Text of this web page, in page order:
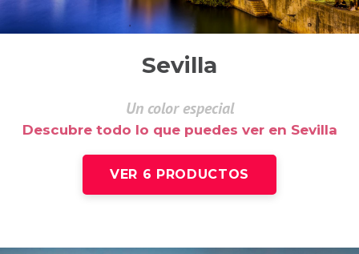
Sevilla
Un color especial
Descubre todo lo que puedes ver en Sevilla
VER 6 PRODUCTOS